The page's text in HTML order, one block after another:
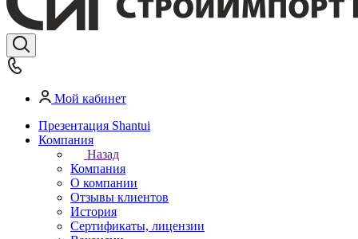
Мой кабинет
Презентация Shantui
Компания
Назад
Компания
О компании
Отзывы клиентов
История
Сертификаты, лицензии